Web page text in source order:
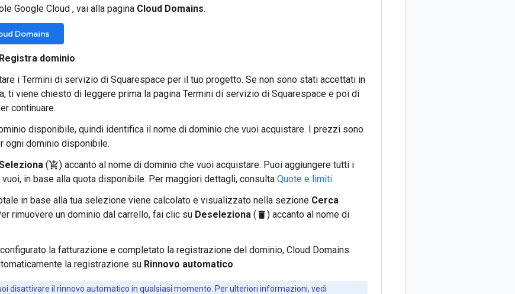
Google Cloud , vai alla pagina Cloud Domains.
Domains
Registra dominio.
i Termini di servizio di Squarespace per il tuo progetto. Se non sono stati accettati in
ti viene chiesto di leggere prima la pagina Termini di servizio di Squarespace e poi di
continuare.
disponibile, quindi identifica il nome di dominio che vuoi acquistare. I prezzi sono
ogni dominio disponibile.
(add_shopping_cart) accanto al nome di dominio che vuoi acquistare. Puoi aggiungere tutti i
in base alla quota disponibile. Per maggiori dettagli, consulta Quote e limiti.
in base alla tua selezione viene calcolato e visualizzato nella sezione Cerca
rimuovere un dominio dal carrello, fai clic su Deseleziona (delete) accanto al nome di
la fatturazione e completato la registrazione del dominio, Cloud Domains
la registrazione su Rinnovo automatico.
disattivare il rinnovo automatico in qualsiasi momento. Per ulteriori informazioni, vedi